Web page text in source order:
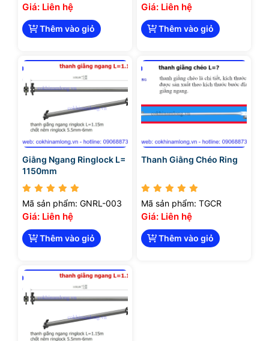
Giá: Liên hệ
Thêm vào giỏ
Giá: Liên hệ
Thêm vào giỏ
Giằng Ngang Ringlock L=
1150mm
Mã sản phẩm: GNRL-003
Giá: Liên hệ
Thêm vào giỏ
Thanh Giằng Chéo Ring
Mã sản phẩm: TGCR
Giá: Liên hệ
Thêm vào giỏ